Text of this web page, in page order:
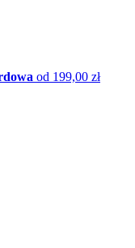
od 199,00 zł